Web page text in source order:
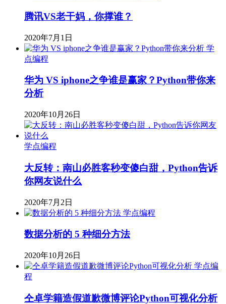
腾讯VS老干妈，你撑谁？
2020年7月1日
学
点编程
华为 VS iphone之争谁是赢家？Python带你来
分析
2020年10月26日
学点编程
大反转：南山必胜客秒变傻白甜，Python告诉
你网友说什么
2020年7月2日
学点编程
数据分析的 5 种细分方法
2020年10月26日
学点编
程
仝卓学籍造假道歉微博评论Python可视化分析